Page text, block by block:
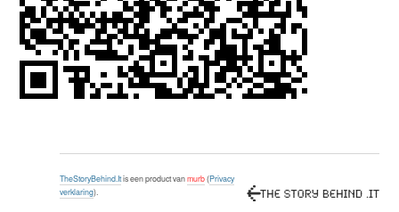
TheStoryBehind.Itis een product vanmurb(Privacy
verklaring).